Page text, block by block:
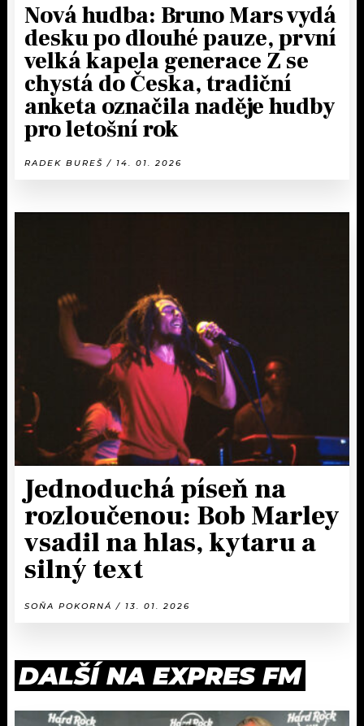
Nová hudba: Bruno Mars vydá
desku po dlouhé pauze, první
velká kapela generace Z se
chystá do Česka, tradiční
anketa označila naděje hudby
pro letošní rok
RADEK BUREŠ / 14. 01. 2026
Jednoduchá píseň na
rozloučenou: Bob Marley
vsadil na hlas, kytaru a
silný text
SOŇA POKORNÁ / 13. 01. 2026
DALŠÍ NA EXPRES FM